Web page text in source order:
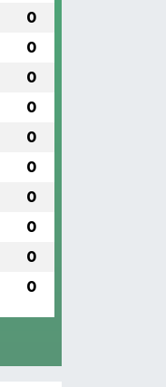
0
0
0
0
0
0
0
0
0
0